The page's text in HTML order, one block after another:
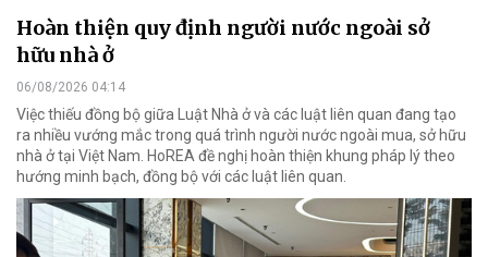
Hoàn thiện quy định người nước ngoài sở
hữu nhà ở
06/08/2026 04:14
Việc thiếu đồng bộ giữa Luật Nhà ở và các luật liên quan đang tạo
ra nhiều vướng mắc trong quá trình người nước ngoài mua, sở hữu
nhà ở tại Việt Nam. HoREA đề nghị hoàn thiện khung pháp lý theo
hướng minh bạch, đồng bộ với các luật liên quan.